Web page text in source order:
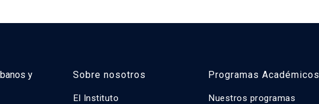
Sobre nosotros
El Instituto
Programas Académicos
Nuestros programas